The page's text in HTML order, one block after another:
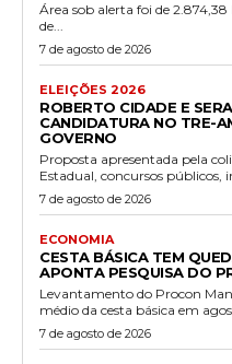
Área sob alerta foi de
de...
7 de agosto de 2026
ELEIÇÕES 2026
ROBERTO CIDADE E
CANDIDATURA NO TRE-
GOVERNO
Proposta apresentada pela
Estadual, concursos públicos,
7 de agosto de 2026
ECONOMIA
CESTA BÁSICA TEM
APONTA PESQUISA DO
Levantamento do Procon
médio da cesta básica em
7 de agosto de 2026